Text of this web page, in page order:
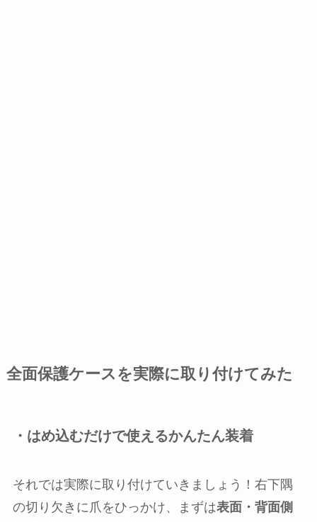
全面保護ケースを実際に取り付けてみた
・はめ込むだけで使えるかんたん装着
それでは実際に取り付けていきましょう！右下隅
の切り欠きに爪をひっかけ、まずは表面・背面側